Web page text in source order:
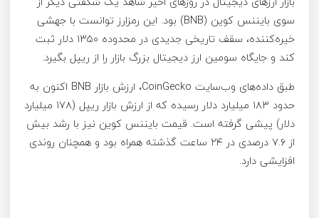
سوی بایننس کوین (BNB) بود. این رمزارز توانست با جهشی
خیره‌کننده، سقف تاریخی جدیدی در محدوده ۱۳۵۰ دلار ثبت
کند و جایگاه سومین ارز دیجیتال بزرگ بازار را از ریپل بگیرد.
طبق داده‌های وب‌سایت CoinGecko، ارزش بازار BNB اکنون به
حدود ۱۸۳ میلیارد دلار رسیده که از ارزش بازار ریپل (۱۷۸ میلیارد
دلار) پیشی گرفته است. قیمت بایننس کوین نیز با رشد بیش
از ۷.۶ درصدی در ۲۴ ساعت گذشته همراه بود و همچنان روندی
افزایشی دارد.